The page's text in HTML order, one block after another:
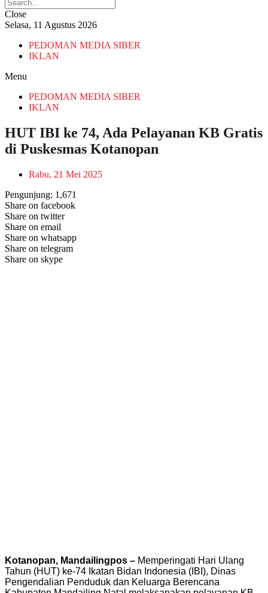
Close
Selasa, 11 Agustus 2026
PEDOMAN MEDIA SIBER
IKLAN
Menu
PEDOMAN MEDIA SIBER
IKLAN
HUT IBI ke 74, Ada Pelayanan KB Gratis
di Puskesmas Kotanopan
Rabu, 21 Mei 2025
Pengunjung: 1,671
Share on facebook
Share on twitter
Share on email
Share on whatsapp
Share on telegram
Share on skype
Kotanopan, Mandailingpos – Memperingati Hari Ulang
Tahun (HUT) ke-74 Ikatan Bidan Indonesia (IBI), Dinas
Pengendalian Penduduk dan Keluarga Berencana